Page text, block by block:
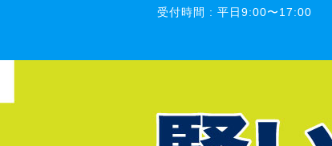
受付時間 : 平日9:00〜17:00